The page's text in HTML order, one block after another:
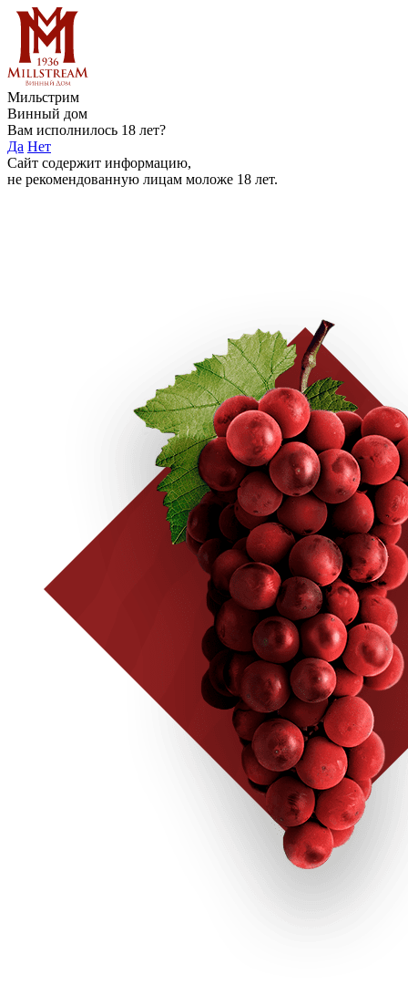
Мильстрим
Винный дом
Вам исполнилось 18 лет?
Да Нет
Сайт содержит информацию,
не рекомендованную лицам моложе 18 лет.